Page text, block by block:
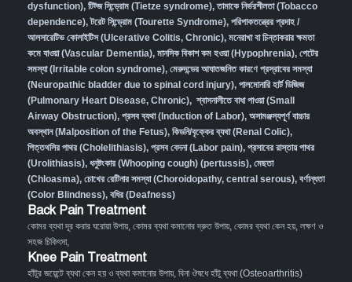
dysfunction), টিট্জ সিন্ড্রোম (Tietze syndrome),তামাকে নির্ভরশীলতা (Tobacco
dependence),টরেট সিন্ড্রোম (Tourette Syndrome), পরিপাকতন্ত্রের প্রদাহ /
আলসারেটিভ কোলাইটিস (Ulcerative Colitis, Chronic), মনেরাখা বা চিন্তাকরার ক্ষমতা
কমে যাওয়া (Vascular Dementia), মানসিক বিকাশ কম হওয়া (Hypophrenia), পেটের
সমস্যা (Irritable colon syndrome), মেরুদন্ডের আঘাতজনিত কারণে প্রস্রাবের সমস্যা
(Neuropathic bladder due to spinal cord injury), পালমোনারি হার্ট ডিজিজ
(Pulmonary Heart Disease, Chronic),শ্বাসনালীতে বাধা পাওয়া (Small
Airway Obstruction), প্রসব ব্যথা (Induction of Labor), অসামঞ্জস্যপূর্ণ বাচ্চার
অবস্থান (Malposition of the Fetus), কিডনি/বৃক্কের ব্যথা (Renal Colic),
পিত্তথলির পাথর (Cholelithiasis), প্রসব বেদনা (Labor pain), প্রসাবের রাস্তায় পাথর
(Urolithiasis), ধনুষ্টংকার (Whooping cough) (pertussis), মেছতা
(Chloasma), চোখের রেটিনার সমস্যা (Choroidopathy, central serous), বর্ণান্ধতা
(Color Blindness), বধির (Deafness)
Back Pain Treatment
কোমর ব্যথা দূর করার ঘরোয়া উপায়, কোমর ব্যথা কমানোর দ্রুত উপায়, কোমর ব্যথা কেন হয়, লক্ষণ ও
সহজ চিকিৎসা,
Knee Pain Treatment
হাঁটুর জয়েন্টে ব্যথা কেন হয় ও ব্যথা কমানোর উপায়, বিনা ঔষধে হাঁটু ব্যথা (Osteoarthritis)